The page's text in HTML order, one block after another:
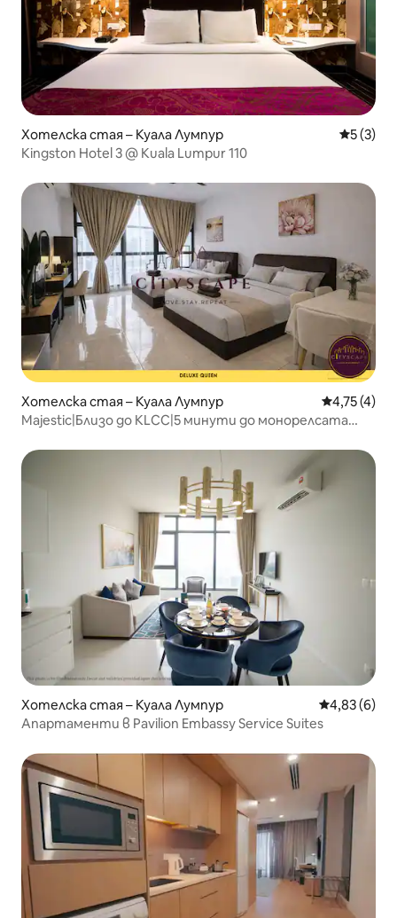
Хотелска стая – Куала Лумпур Средна
5 (3)
Kingston Hotel 3 @ Kuala Lumpur 110
Хотелска стая – Куала Лумпур Средна
4,75 (4)
Majestic|Близо до KLCC|5 минути до монорелсата
Хотелска стая – Куала Лумпур Средна
4,83 (6)
Апартаменти в Pavilion Embassy Service Suites